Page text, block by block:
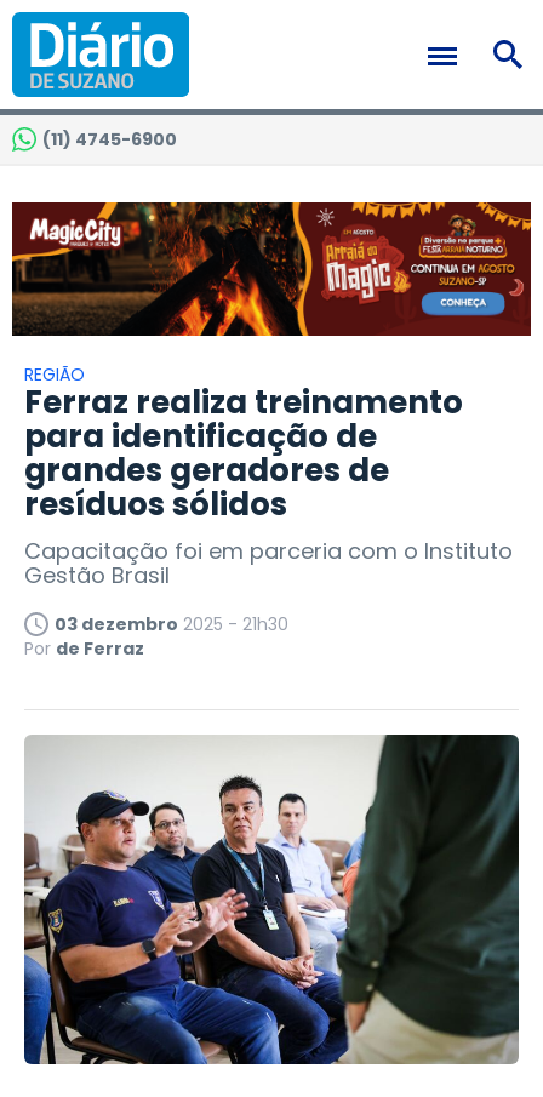
(11) 4745-6900
REGIÃO
Ferraz realiza treinamento
para identificação de
grandes geradores de
resíduos sólidos
Capacitação foi em parceria com o Instituto
Gestão Brasil
03 dezembro 2025 - 21h30
Por de Ferraz